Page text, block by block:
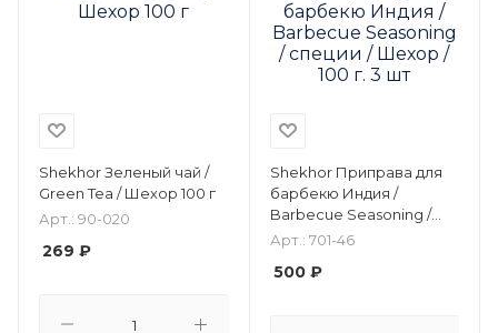
Shekhor Зеленый чай /
Green Tea / Шехор 100 г
Арт.: 90-020
269 ₽
Shekhor Приправа для
барбекю Индия /
Barbecue Seasoning /
специи / Шехор / 100 г. 3
Арт.: 701-46
500 ₽